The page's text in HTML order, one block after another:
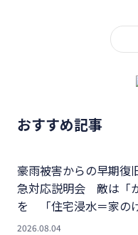
おすすめ記事
豪雨被害からの早期
急対応説明会 敵は「
を 「住宅浸水＝家の
2026.08.04